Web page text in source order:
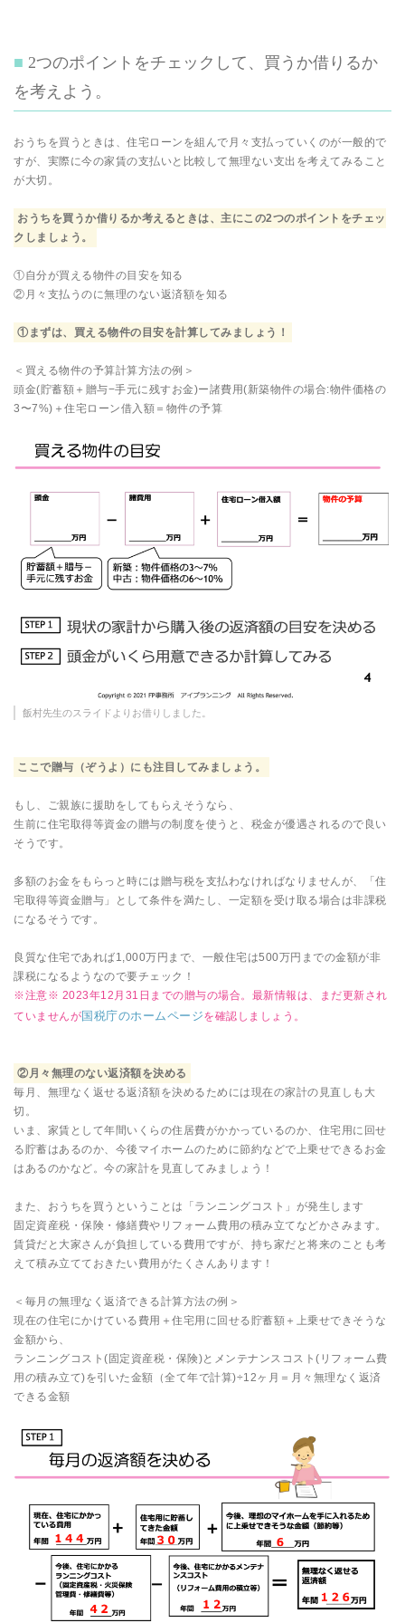
2つのポイントをチェックして、買うか借りるか
を考えよう。
おうちを買うときは、住宅ローンを組んで月々支払っていくのが一般的で
すが、実際に今の家賃の支払いと比較して無理ない支出を考えてみること
が大切。
おうちを買うか借りるか考えるときは、主にこの2つのポイントをチェッ
クしましょう。
①自分が買える物件の目安を知る
②月々支払うのに無理のない返済額を知る
①まずは、買える物件の目安を計算してみましょう！
＜買える物件の予算計算方法の例＞
頭金(貯蓄額＋贈与−手元に残すお金)ー諸費用(新築物件の場合:物件価格の
3〜7%)＋住宅ローン借入額＝物件の予算
飯村先生のスライドよりお借りしました。
ここで贈与（ぞうよ）にも注目してみましょう。
もし、ご親族に援助をしてもらえそうなら、
生前に住宅取得等資金の贈与の制度を使うと、税金が優遇されるので良い
そうです。
多額のお金をもらっと時には贈与税を支払わなければなりませんが、「住
宅取得等資金贈与」として条件を満たし、一定額を受け取る場合は非課税
になるそうです。
良質な住宅であれば1,000万円まで、一般住宅は500万円までの金額が非
課税になるようなので要チェック！
※注意※ 2023年12月31日までの贈与の場合。最新情報は、まだ更新され
ていませんが国税庁のホームページを確認しましょう。
②月々無理のない返済額を決める
毎月、無理なく返せる返済額を決めるためには現在の家計の見直しも大
切。
いま、家賃として年間いくらの住居費がかかっているのか、住宅用に回せ
る貯蓄はあるのか、今後マイホームのために節約などで上乗せできるお金
はあるのかなど。今の家計を見直してみましょう！
また、おうちを買うということは「ランニングコスト」が発生します
固定資産税・保険・修繕費やリフォーム費用の積み立てなどかさみます。
賃貸だと大家さんが負担している費用ですが、持ち家だと将来のことも考
えて積み立てておきたい費用がたくさんあります！
＜毎月の無理なく返済できる計算方法の例＞
現在の住宅にかけている費用＋住宅用に回せる貯蓄額＋上乗せできそうな
金額から、
ランニングコスト(固定資産税・保険)とメンテナンスコスト(リフォーム費
用の積み立て)を引いた金額（全て年で計算)÷12ヶ月＝月々無理なく返済
できる金額